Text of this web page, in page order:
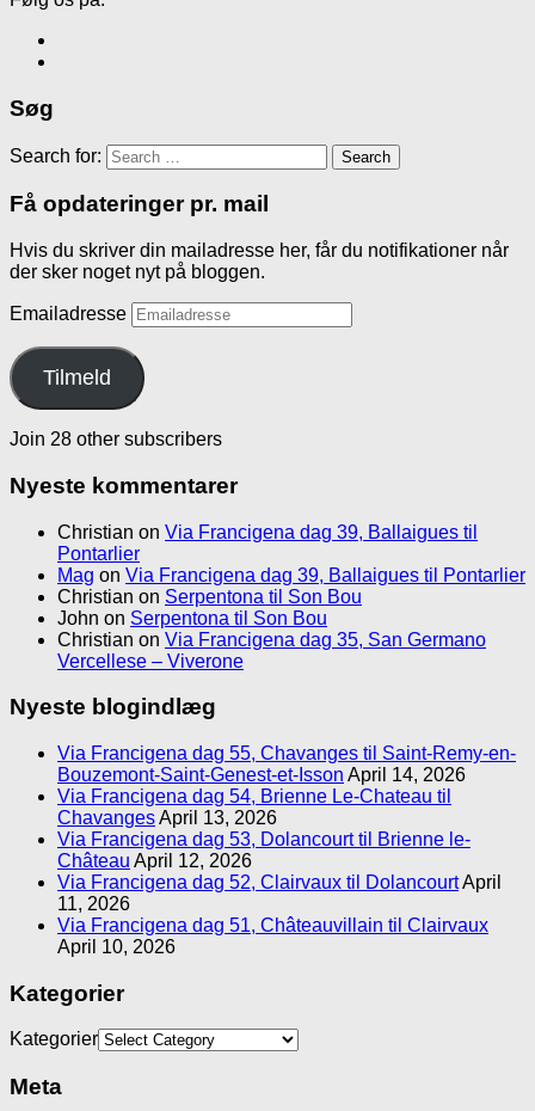
Søg
Search for:
Få opdateringer pr. mail
Hvis du skriver din mailadresse her, får du notifikationer når
der sker noget nyt på bloggen.
Emailadresse
Tilmeld
Join 28 other subscribers
Nyeste kommentarer
Christian on Via Francigena dag 39, Ballaigues til
Pontarlier
Mag on Via Francigena dag 39, Ballaigues til Pontarlier
Christian on Serpentona til Son Bou
John on Serpentona til Son Bou
Christian on Via Francigena dag 35, San Germano
Vercellese – Viverone
Nyeste blogindlæg
Via Francigena dag 55, Chavanges til Saint-Remy-en-
Bouzemont-Saint-Genest-et-Isson April 14, 2026
Via Francigena dag 54, Brienne Le-Chateau til
ChavangesApril 13, 2026
Via Francigena dag 53, Dolancourt til Brienne le-
Château April 12, 2026
Via Francigena dag 52, Clairvaux til DolancourtApril
11, 2026
Via Francigena dag 51, Châteauvillain til Clairvaux
April 10, 2026
Kategorier
Kategorier
Meta